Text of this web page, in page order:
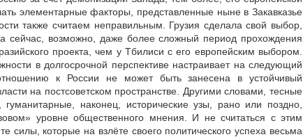
элементарные факторы, представленные ныне в Закавказье
также считаем неправильным. Грузия сделала свой выбор,
возможно, даже более сложный период прохождения
проекта, чем у Тбилиси с его европейским выбором.
в долгосрочной перспективе настраивает на следующий
к России не может быть занесена в устойчивый
на постсоветском пространстве. Другими словами, тесные
гуманитарные, наконец, исторические узы, рано или поздно,
уровне общественного мнения. И не считаться с этим
силы, которые на взлёте своего политического успеха весьма